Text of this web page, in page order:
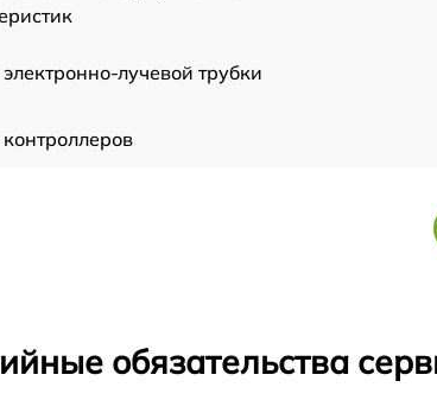
лучевой трубки
обязательства